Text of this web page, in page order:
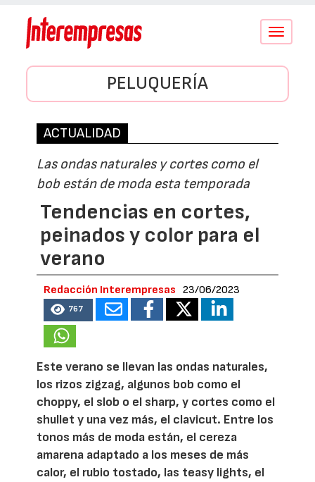
Conmutar
PELUQUERÍA
ACTUALIDAD
Las ondas naturales y cortes como el
bob están de moda esta temporada
Tendencias en cortes,
peinados y color para el
verano
Redacción Interempresas 23/06/2023
767
Este verano se llevan las ondas naturales,
los rizos zigzag, algunos bob como el
choppy, el slob o el sharp, y cortes como el
shullet y una vez más, el clavicut. Entre los
tonos más de moda están, el cereza
amarena adaptado a los meses de más
calor, el rubio tostado, las teasy lights, el